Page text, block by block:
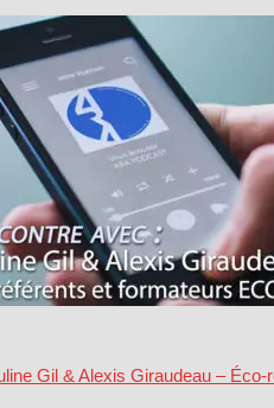
Gil & Alexis Giraudeau –